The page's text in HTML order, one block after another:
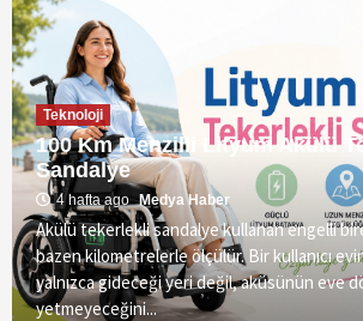
Teknoloji
100 Km Menzilli Lityum Akülü
Sandalye
4 hafta ago Medya Haber
Akülü tekerlekli sandalye kullanan engelli
bazen kilometrelerle ölçülür. Bir kullanıcı
yalnızca gideceği yeri değil, aküsünün eve
yetmeyeceğini...